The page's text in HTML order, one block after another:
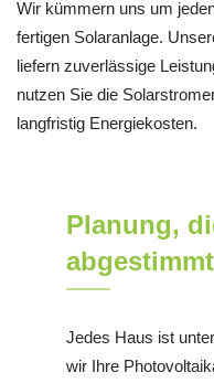
Wir kümmern uns um
fertigen Solaranlage.
liefern zuverlässige
nutzen Sie die
langfristig Energiekosten.
Planung,
Jedes Haus ist
wir Ihre